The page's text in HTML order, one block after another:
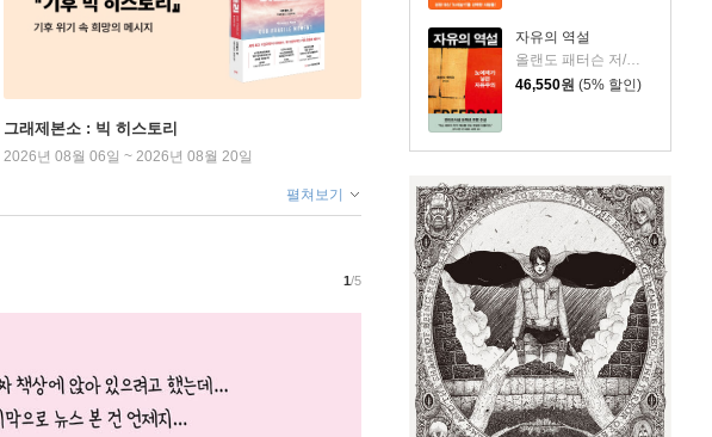
자유의 역설
46,550원 (5% 할인)
그래제본소 : 빅 히스토리
2026년 08월 06일 ~ 2026년 08월 20일
펼쳐보기
1/5